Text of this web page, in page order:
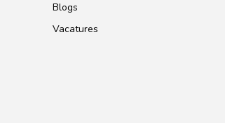
Blogs
Vacatures